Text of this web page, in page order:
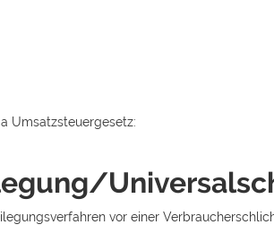
Umsatzsteuergesetz:
vor einer